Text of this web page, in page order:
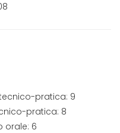
pratica: 9
pratica: 8
orale: 6